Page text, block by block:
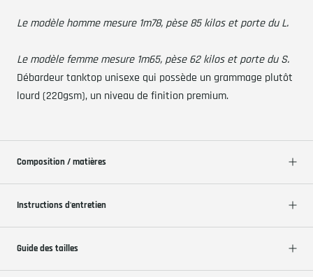
Le modèle homme mesure 1m78, pèse 85 kilos et porte du L.
Le modèle femme mesure 1m65, pèse 62 kilos et porte du S.
Débardeur tanktop unisexe qui possède un grammage plutôt
lourd (220gsm), un niveau de finition premium.
Composition / matières
Instructions d'entretien
Guide des tailles